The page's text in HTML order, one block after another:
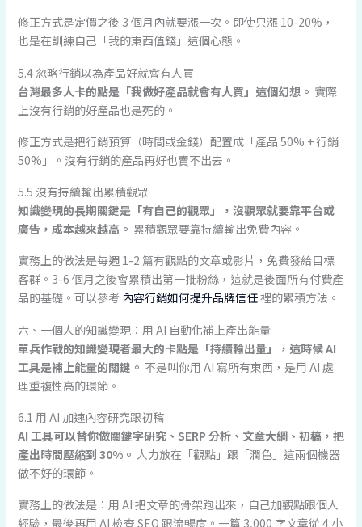
修正方式是定價之後 3 個月內就要漲一次。即使只漲 10-20%，
也是在訓練自己「我的東西值錢」這個心態。
5.4 忽略行銷以為產品好就會有人買
台灣最多人卡的點是「我做好產品就會有人買」這個幻想。 實際
上沒有行銷的好產品也是死的。
修正方式是把行銷預算（時間或金錢）配置成「產品 50% + 行銷
50%」。沒有行銷的產品再好也賣不出去。
5.5 沒有持續輸出累積觀眾
知識變現的長期關鍵是「有自己的觀眾」，沒觀眾就要靠平台或
廣告，成本越來越高。 累積觀眾要靠持續輸出免費內容。
實務上的做法是每週 1-2 篇有觀點的文章或影片，免費發給目標
客群。3-6 個月之後會累積出第一批粉絲，這就是後面所有付費產
品的基礎。可以參考 內容行銷如何提升品牌信任裡的累積方法。
六、一個人的知識變現：用 AI 自動化補上產出能量
單兵作戰的知識變現者最大的卡點是「持續輸出量」，這時候 AI
工具是補上能量的關鍵。 不是叫你用 AI 寫所有東西，是用 AI 處
理重複性高的環節。
6.1 用 AI 加速內容研究跟初稿
AI 工具可以替你做關鍵字研究、SERP 分析、文章大綱、初稿，把
產出時間壓縮到 30%。 人力放在「觀點」跟「潤色」這兩個機器
做不好的環節。
實務上的做法是：用 AI 把文章的骨架跑出來，自己加觀點跟個人
經驗，最後再用 AI 檢查 SEO 跟流暢度。一篇 3,000 字文章從 4 小